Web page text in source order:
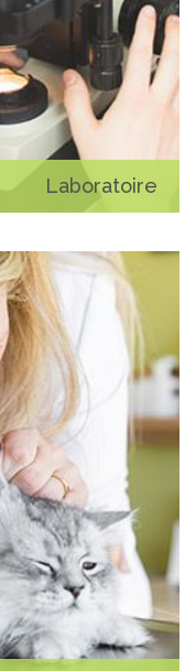
Laboratoire